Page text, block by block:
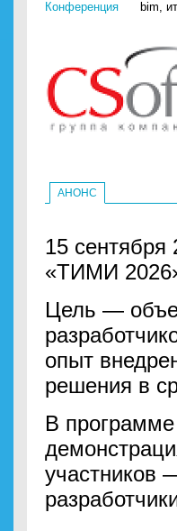
Конференция bim,
АНОНС
15 сентября
«ТИМИ
Цель —
опыт
решения в
В
участников